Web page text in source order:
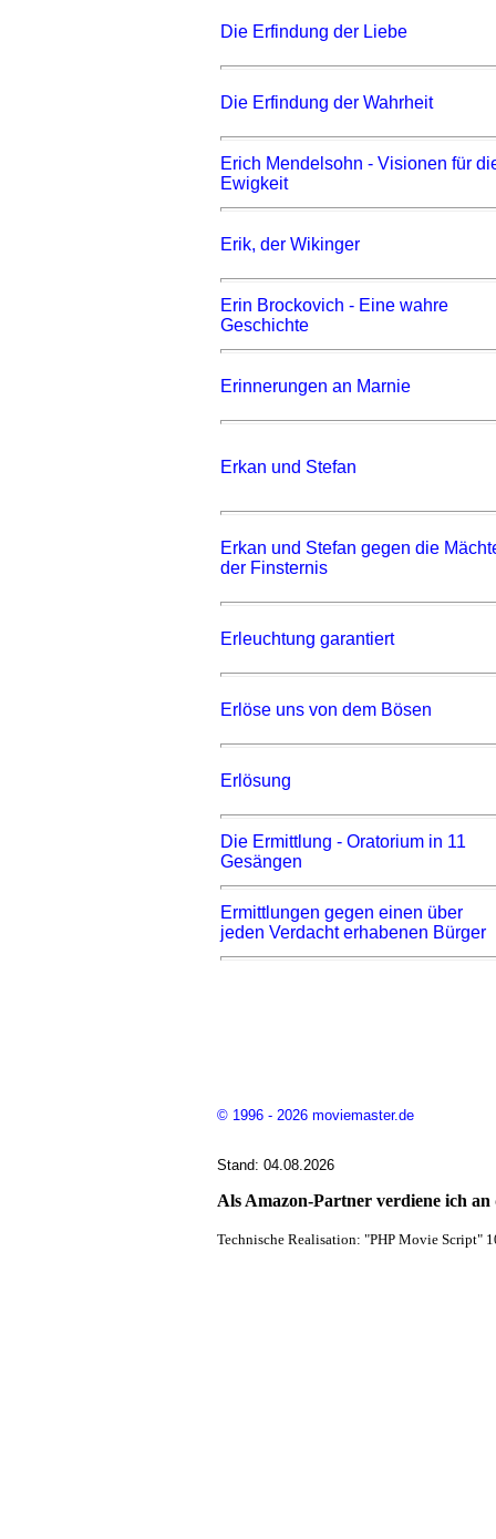
Die Erfindung der Liebe
Die Erfindung der Wahrheit
Erich Mendelsohn - Visionen für
Ewigkeit
Erik, der Wikinger
Erin Brockovich - Eine wahre
Geschichte
Erinnerungen an Marnie
Erkan und Stefan
Erkan und Stefan gegen die
der Finsternis
Erleuchtung garantiert
Erlöse uns von dem Bösen
Erlösung
Die Ermittlung - Oratorium in 11
Gesängen
Ermittlungen gegen einen über
jeden Verdacht erhabenen Bürger
© 1996 - 2026 moviemaster.de
Stand: 04.08.2026
Als Amazon-Partner verdiene ich
Technische Realisation: "PHP Movie Script"